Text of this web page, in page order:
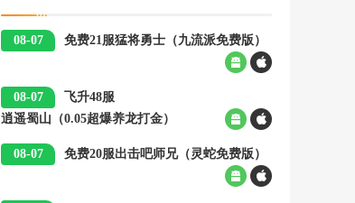
08-07
免费21服猛将勇士（九流派免费版）
08-07
00:05
飞升48服
逍遥蜀山（0.05超爆养龙打金）
08-07
免费20服出击吧师兄（灵蛇免费版）